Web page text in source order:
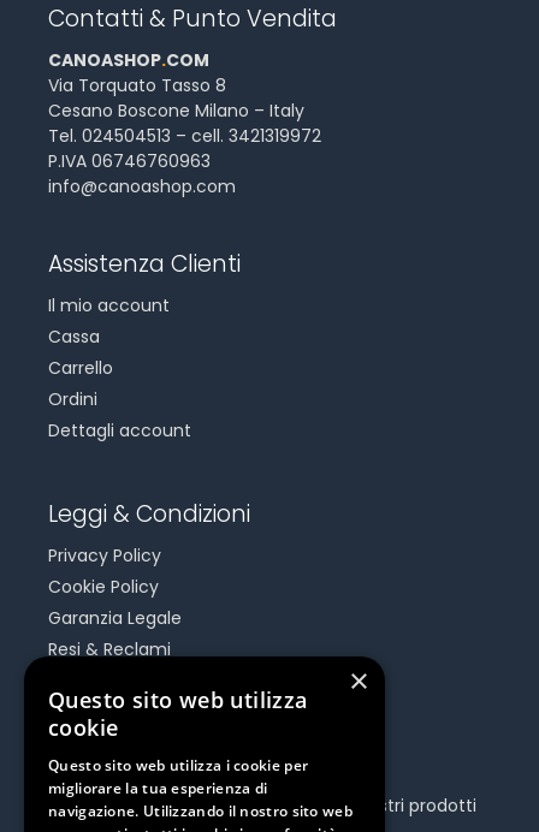
Contatti & Punto Vendita
CANOASHOP.COM
Via Torquato Tasso 8
Cesano Boscone Milano – Italy
Tel. 024504513 – cell. 3421319972
P.IVA 06746760963
info@canoashop.com
Assistenza Clienti
Il mio account
Cassa
Carrello
Ordini
Dettagli account
Leggi & Condizioni
Privacy Policy
Cookie Policy
Garanzia Legale
Resi & Reclami
Be Social
Seguici e rimani aggiornato su tutti i nostri prodotti
×
Questo sito web utilizza
cookie
Questo sito web utilizza i cookie per
migliorare la tua esperienza di
navigazione. Utilizzando il nostro sito web